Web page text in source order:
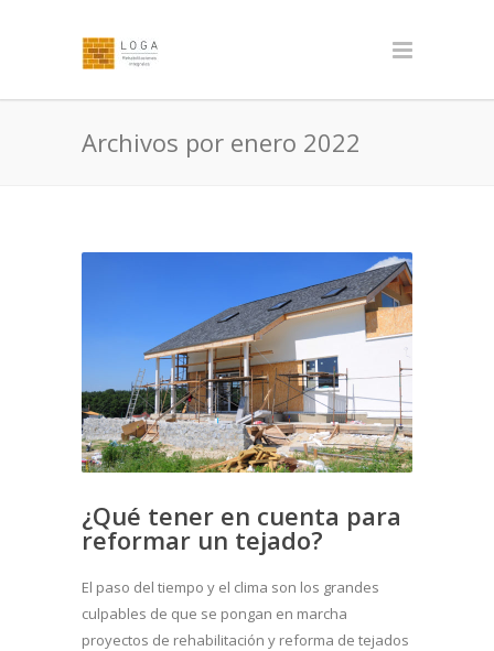
Archivos por enero 2022
¿Qué tener en cuenta para
reformar un tejado?
El paso del tiempo y el clima son los grandes
culpables de que se pongan en marcha
proyectos de rehabilitación y reforma de tejados